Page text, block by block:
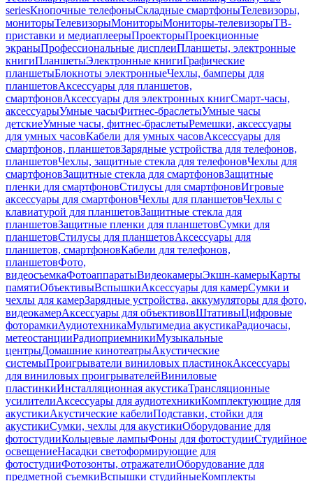
seriesКнопочные телефоныСкладные смартфоныТелевизоры,
мониторыТелевизорыМониторыМониторы-телевизорыТВ-
приставки и медиаплеерыПроекторыПроекционные
экраныПрофессиональные дисплеиПланшеты, электронные
книгиПланшетыЭлектронные книгиГрафические
планшетыБлокноты электронныеЧехлы, бамперы для
планшетовАксессуары для планшетов,
смартфоновАксессуары для электронных книгСмарт-часы,
аксессуарыУмные часыФитнес-браслетыУмные часы
детскиеУмные часы, фитнес-браслетыРемешки, аксессуары
для умных часовКабели для умных часовАксессуары для
смартфонов, планшетовЗарядные устройства для телефонов,
планшетовЧехлы, защитные стекла для телефоновЧехлы для
смартфоновЗащитные стекла для смартфоновЗащитные
пленки для смартфоновСтилусы для смартфоновИгровые
аксессуары для смартфоновЧехлы для планшетовЧехлы с
клавиатурой для планшетовЗащитные стекла для
планшетовЗащитные пленки для планшетовСумки для
планшетовСтилусы для планшетовАксессуары для
планшетов, смартфоновКабели для телефонов,
планшетовФото,
видеосъемкаФотоаппаратыВидеокамерыЭкшн-камерыКарты
памятиОбъективыВспышкиАксессуары для камерСумки и
чехлы для камерЗарядные устройства, аккумуляторы для фото,
видеокамерАксессуары для объективовШтативыЦифровые
фоторамкиАудиотехникаМультимедиа акустикаРадиочасы,
метеостанцииРадиоприемникиМузыкальные
центрыДомашние кинотеатрыАкустические
системыПроигрыватели виниловых пластинокАксессуары
для виниловых проигрывателейВиниловые
пластинкиИнсталляционная акустикаТрансляционные
усилителиАксессуары для аудиотехникиКомплектующие для
акустикиАкустические кабелиПодставки, стойки для
акустикиСумки, чехлы для акустикиОборудование для
фотостудииКольцевые лампыФоны для фотостудииСтудийное
освещениеНасадки светоформирующие для
фотостудииФотозонты, отражателиОборудование для
предметной съемкиВспышки студийныеКомплекты